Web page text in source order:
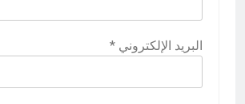
البريد الإلكتروني *